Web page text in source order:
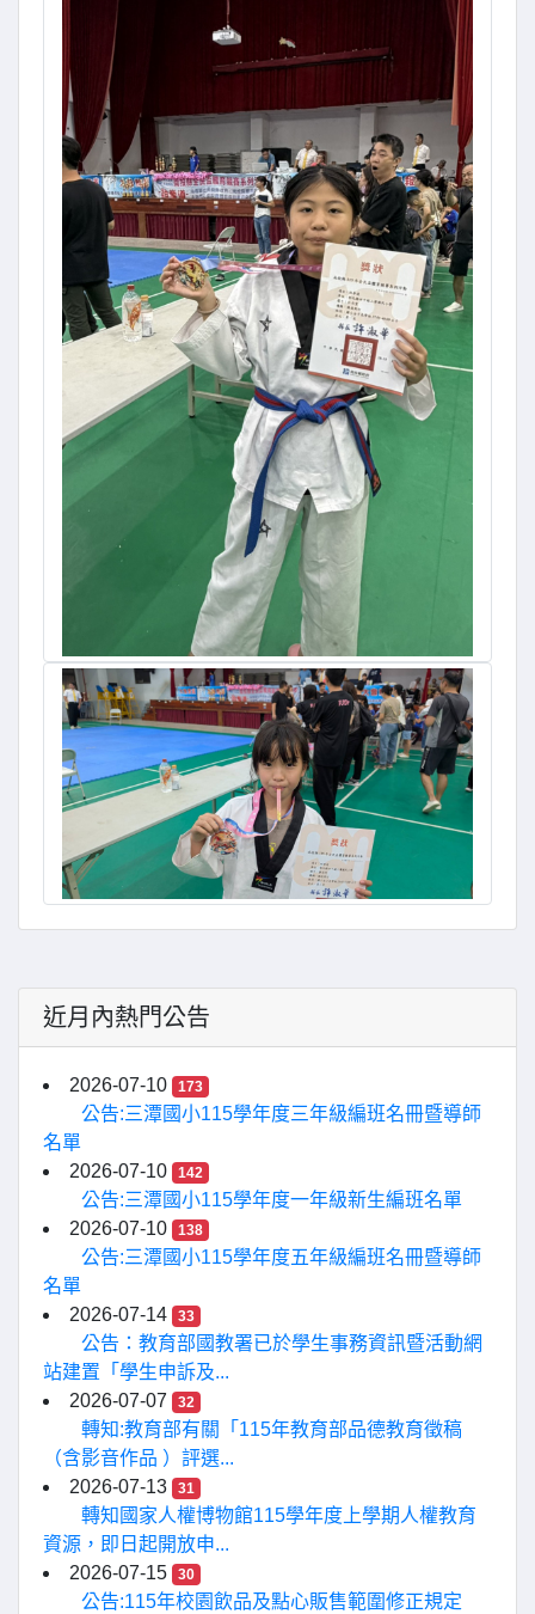
近月內熱門公告
2026-07-10 173
公告:三潭國小115學年度三年級編班名冊暨導師
名單
2026-07-10
142
公告:三潭國小115學年度一年級新生編班名單
2026-07-10
138
公告:三潭國小115學年度五年級編班名冊暨導師
名單
2026-07-14
33
公告：教育部國教署已於學生事務資訊暨活動網
站建置「學生申訴及...
2026-07-07
32
轉知:教育部有關「115年教育部品德教育徵稿
（含影音作品 ）評選...
2026-07-13
31
轉知國家人權博物館115學年度上學期人權教育
資源，即日起開放申...
2026-07-15
30
公告:115年校園飲品及點心販售範圍修正規定